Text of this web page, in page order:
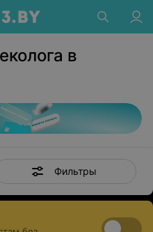
в
Фильтры